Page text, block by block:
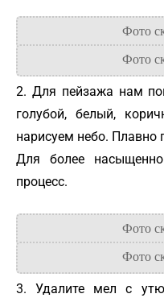
2. Для пейзажа нам
голубой, белый,
нарисуем небо. Плавно
Для более
процесс.
3. Удалите мел с